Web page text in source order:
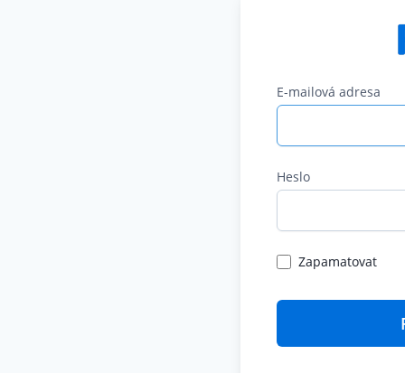
E-mailová adresa
Heslo
Zapamatovat